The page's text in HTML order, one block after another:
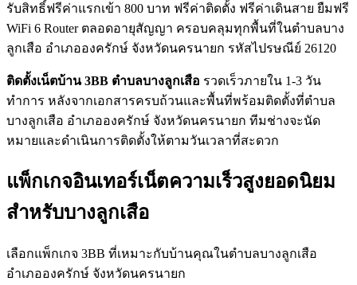
รับสิทธิ์ฟรีค่าแรกเข้า 800 บาท ฟรีค่าติดตั้ง ฟรีค่าเดินสาย ยืมฟรี
WiFi 6 Router ตลอดอายุสัญญา ครอบคลุมทุกพื้นที่ในตำบลบาง
ลูกเสือ อำเภอองครักษ์ จังหวัดนครนายก รหัสไปรษณีย์ 26120
ติดตั้งเน็ตบ้าน 3BB ตำบลบางลูกเสือ รวดเร็วภายใน 1-3 วัน
ทำการ หลังจากเอกสารครบถ้วนและพื้นที่พร้อมติดตั้งที่ตำบล
บางลูกเสือ อำเภอองครักษ์ จังหวัดนครนายก ทีมช่างจะนัด
หมายและดำเนินการติดตั้งให้ตามวันเวลาที่สะดวก
แพ็กเกจอินเทอร์เน็ตความเร็วสูงยอดนิยม
สำหรับบางลูกเสือ
เลือกแพ็กเกจ 3BB ที่เหมาะกับบ้านคุณในตำบลบางลูกเสือ
อำเภอองครักษ์ จังหวัดนครนายก